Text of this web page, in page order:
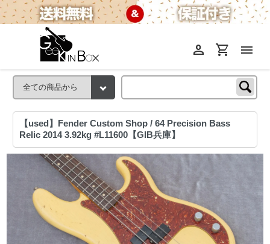
menu
shopping_cart
person
【used】Fender Custom Shop / 64 Precision Bass
Relic 2014 3.92kg #L11600【GIB兵庫】